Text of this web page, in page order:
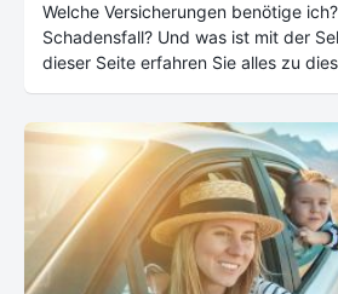
Welche Versicherungen benötige
Schadensfall? Und was ist mit der
dieser Seite erfahren Sie alles zu